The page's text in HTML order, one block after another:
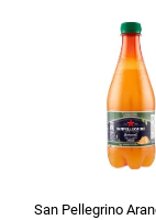
San Pellegrino